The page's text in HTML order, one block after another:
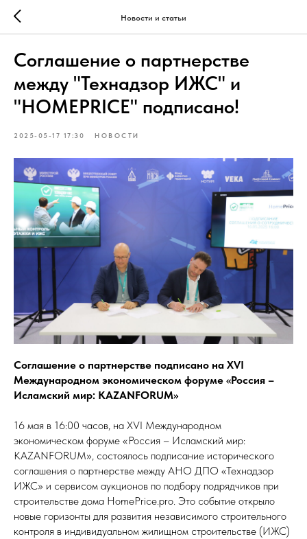
Новости и статьи
Соглашение о партнерстве
между "Технадзор ИЖС" и
"HOMEPRICE" подписано!
2025-05-17 17:30 НОВОСТИ
Соглашение о партнерстве подписано на XVI
Международном экономическом форуме «Россия –
Исламский мир: KAZANFORUM»
16 мая в 16:00 часов, на XVI Международном
экономическом форуме «Россия – Исламский мир:
KAZANFORUM», состоялось подписание исторического
соглашения о партнерстве между АНО ДПО «Технадзор
ИЖС» и сервисом аукционов по подбору подрядчиков при
строительстве дома HomePrice.pro. Это событие открыло
новые горизонты для развития независимого строительного
контроля в индивидуальном жилищном строительстве (ИЖС)